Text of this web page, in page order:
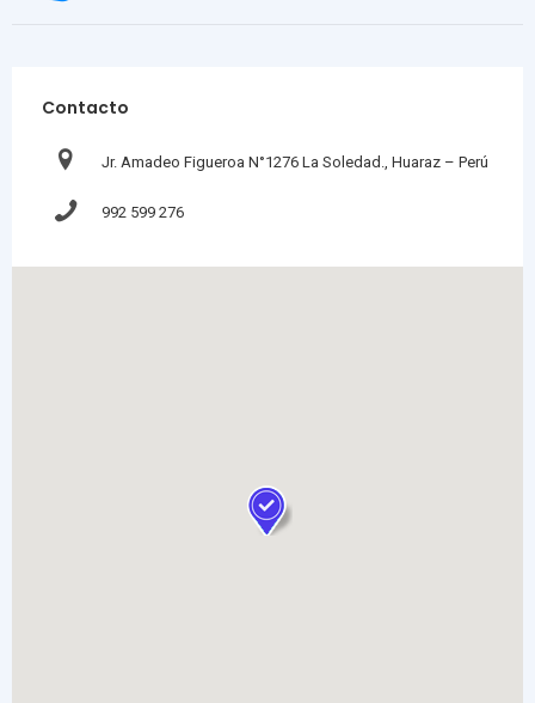
Contacto
Jr. Amadeo Figueroa N°1276 La Soledad., Huaraz – Perú
992 599 276